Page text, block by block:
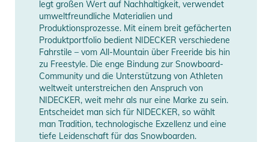
- KONSTRUKTION: Premium Sandwich
- OBERSEITE: Absorbnid
- EINLAGEN: 4x2/5
- FIBERGLAS: Triax Plus
- KERN: Master-Kern
- UNTERLAGE: N-5000
- EXTRA-FASERN: Pop Carbon
- FLEX-RATE: Mittelweich
Manufacturer
Information
Herstellerangaben
anzeigen
legt großen Wert auf Nachhaltigkeit, verwendet
umweltfreundliche Materialien und
Produktionsprozesse. Mit einem breit gefächerten
Produktportfolio bedient NIDECKER verschiedene
Fahrstile – vom All-Mountain über Freeride bis hin
zu Freestyle. Die enge Bindung zur Snowboard-
Community und die Unterstützung von Athleten
weltweit unterstreichen den Anspruch von
NIDECKER, weit mehr als nur eine Marke zu sein.
Entscheidet man sich für NIDECKER, so wählt
man Tradition, technologische Exzellenz und eine
tiefe Leidenschaft für das Snowboarden.